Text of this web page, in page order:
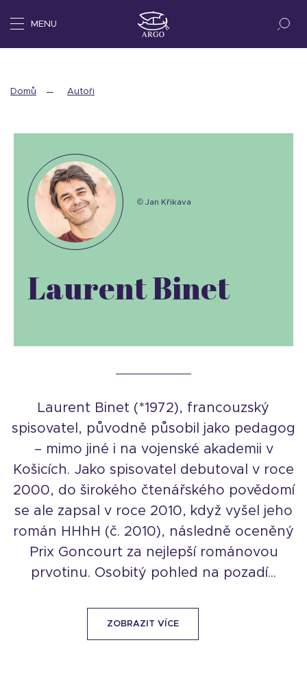
MENU
Domů Autoři
Laurent Binet
© Jan Křikava
Laurent Binet (*1972), francouzský
spisovatel, původně působil jako pedagog
– mimo jiné i na vojenské akademii v
Košicích. Jako spisovatel debutoval v roce
2000, do širokého čtenářského povědomí
se ale zapsal v roce 2010, když vyšel jeho
román HHhH (č. 2010), následně oceněný
Prix Goncourt za nejlepší románovou
prvotinu. Osobitý pohled na pozadí...
ZOBRAZIT VÍCE